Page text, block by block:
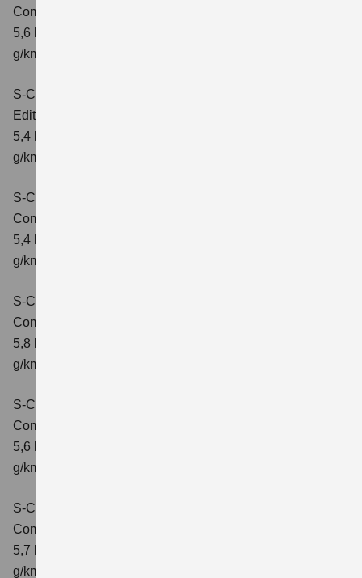
Comfort+
5,6 l/100km; kombinierter Wert der CO₂-Emission: 127
g/km; CO₂-Klasse: D
S-Cross 1.4 BOOSTERJET HYBRID
Edition
5,4 l/100 km; kombinierter Wert der CO2-Emission: 121
g/km; CO2-Klasse: D
S-Cross 1.4 BOOSTERJET HYBRID
Comfort
5,4 l/100 km; kombinierter Wert der CO2-Emission: 121
g/km; CO2-Klasse: D
S-Cross 1.4 BOOSTERJET HYBRID AT
Comfort
5,8 l/100 km; kombinierter Wert der CO2-Emission: 132
g/km; CO2-Klasse: D
S-Cross 1.4 BOOSTERJET HYBRID ALLGRIP
Comfort
5,6 l/100 km; kombinierter Wert der CO2-Emission: 131
g/km; CO2-Klasse: D
S-Cross 1.4 BOOSTERJET HYBRID ALLGRIP
Comfort+
5,7 l/100 km; kombinierter Wert der CO2-Emission: 131
g/km; CO2-Klasse: D